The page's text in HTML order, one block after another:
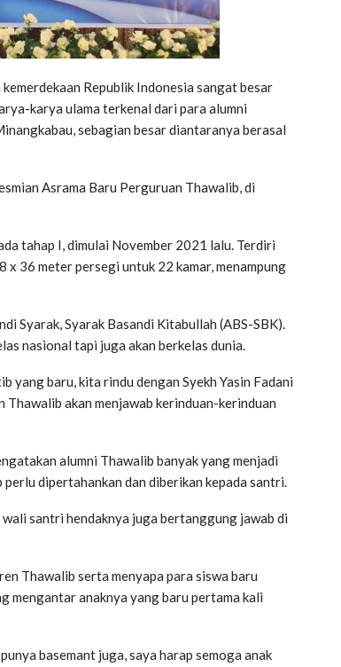
Republik Indonesia sangat besar
karya ulama terkenal dari para alumni
sebagian besar diantaranya berasal
Asrama Baru Perguruan Thawalib, di
tahap I, dimulai November 2021 lalu. Terdiri
36 meter persegi untuk 22 kamar, menampung
Syarak, Syarak Basandi Kitabullah (ABS-SBK).
nasional tapi juga akan berkelas dunia.
yang baru, kita rindu dengan Syekh Yasin Fadani
Thawalib akan menjawab kerinduan-kerinduan
alumni Thawalib banyak yang menjadi
dipertahankan dan diberikan kepada santri.
santri hendaknya juga bertanggung jawab di
Thawalib serta menyapa para siswa baru
mengantar anaknya yang baru pertama kali
basemant juga, saya harap semoga anak